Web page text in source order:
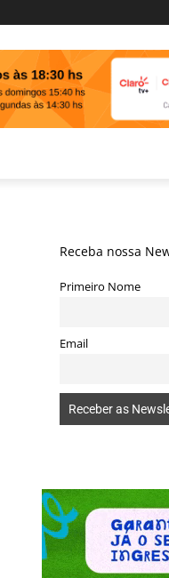
Receba nossa
Primeiro Nome
Email